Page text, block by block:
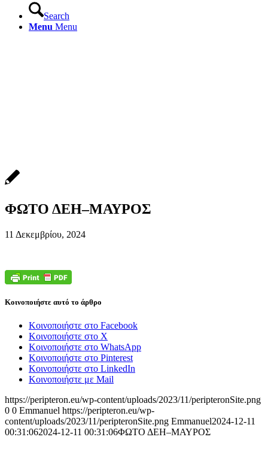
Search
Menu Menu
ΦΩΤΟ ΔΕΗ–ΜΑΥΡΟΣ
11 Δεκεμβρίου, 2024
Κοινοποιήστε αυτό το άρθρο
Κοινοποιήστε στο Facebook
Κοινοποιήστε στο X
Κοινοποιήστε στο WhatsApp
Κοινοποιήστε στο Pinterest
Κοινοποιήστε στο LinkedIn
Κοινοποιήστε με Mail
https://peripteron.eu/wp-content/uploads/2023/11/peripteronSite.png
0 0 Emmanuel https://peripteron.eu/wp-
content/uploads/2023/11/peripteronSite.png Emmanuel2024-12-11
00:31:062024-12-11 00:31:06ΦΩΤΟ ΔΕΗ–ΜΑΥΡΟΣ